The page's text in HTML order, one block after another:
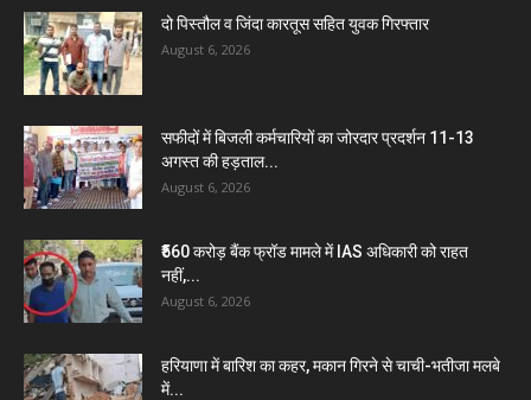
दो पिस्तौल व जिंदा कारतूस सहित युवक गिरफ्तार
August 6, 2026
सफीदों में बिजली कर्मचारियों का जोरदार प्रदर्शन 11-13
अगस्त की हड़ताल...
August 6, 2026
₹560 करोड़ बैंक फ्रॉड मामले में IAS अधिकारी को राहत
नहीं,...
August 6, 2026
हरियाणा में बारिश का कहर, मकान गिरने से चाची-भतीजा मलबे
में...